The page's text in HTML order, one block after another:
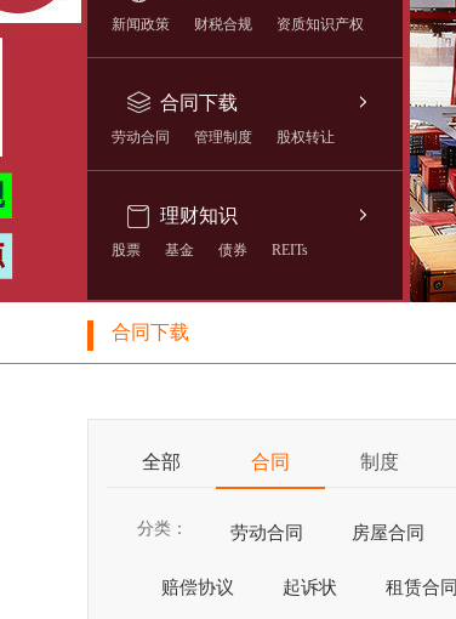
新闻政策 财税合规 资质知识产权
合同下载
劳动合同 管理制度 股权转让
理财知识
股票 基金 债券 REITs
合同下载
全部 合同 制度
分类： 劳动合同 房屋合同
赔偿协议 起诉状 租赁合同